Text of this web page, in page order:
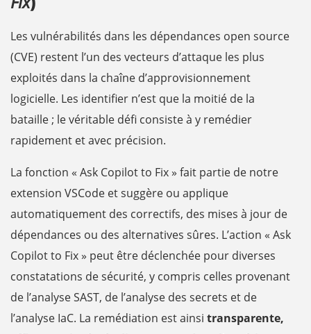
Les vulnérabilités dans les dépendances open source
(CVE) restent l’un des vecteurs d’attaque les plus
exploités dans la chaîne d’approvisionnement
logicielle. Les identifier n’est que la moitié de la
bataille ; le véritable défi consiste à y remédier
rapidement et avec précision.
La fonction « Ask Copilot to Fix » fait partie de notre
extension VSCode et suggère ou applique
automatiquement des correctifs, des mises à jour de
dépendances ou des alternatives sûres. L’action « Ask
Copilot to Fix » peut être déclenchée pour diverses
constatations de sécurité, y compris celles provenant
de l’analyse SAST, de l’analyse des secrets et de
l’analyse IaC. La remédiation est ainsi transparente,